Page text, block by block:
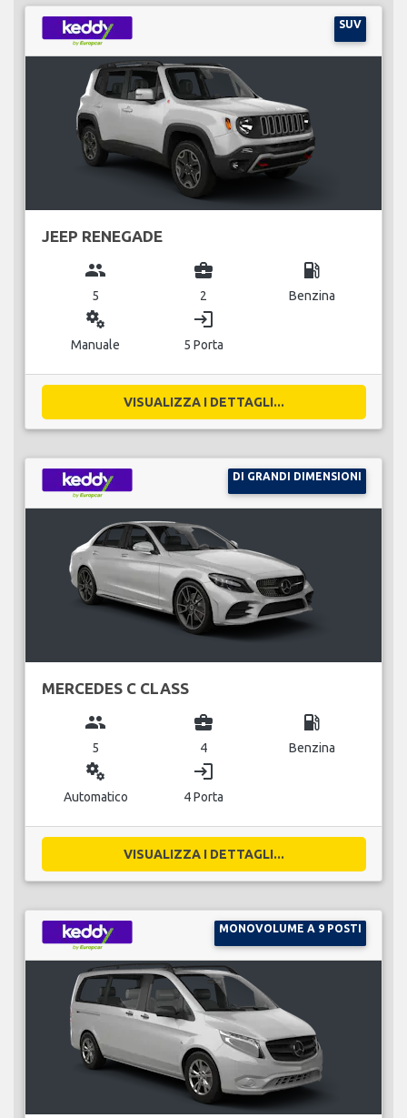
SUV
JEEP RENEGADE
group
5
business_center
2
local_gas_station
Benzina
miscellaneous_services
Manuale
login
5 Porta
VISUALIZZA I DETTAGLI...
DI GRANDI DIMENSIONI
MERCEDES C CLASS
group
5
business_center
4
local_gas_station
Benzina
miscellaneous_services
Automatico
login
4 Porta
VISUALIZZA I DETTAGLI...
MONOVOLUME A 9 POSTI